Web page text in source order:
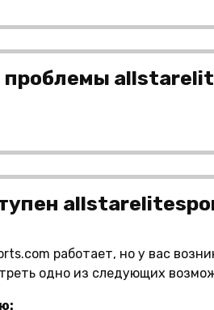
проблемы
работает, но у вас
одно из следующих